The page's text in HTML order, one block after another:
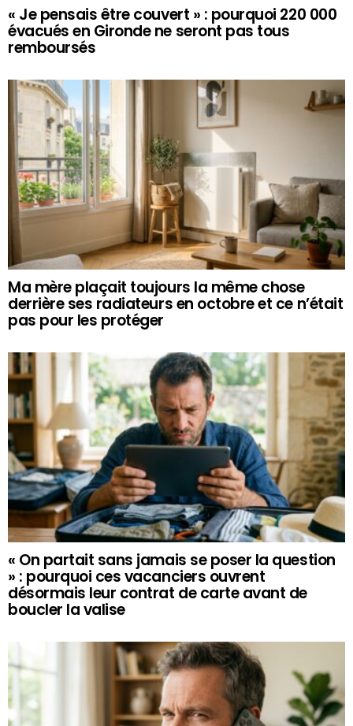
« Je pensais être couvert » : pourquoi 220 000
évacués en Gironde ne seront pas tous
remboursés
Ma mère plaçait toujours la même chose
derrière ses radiateurs en octobre et ce n’était
pas pour les protéger
« On partait sans jamais se poser la question
» : pourquoi ces vacanciers ouvrent
désormais leur contrat de carte avant de
boucler la valise